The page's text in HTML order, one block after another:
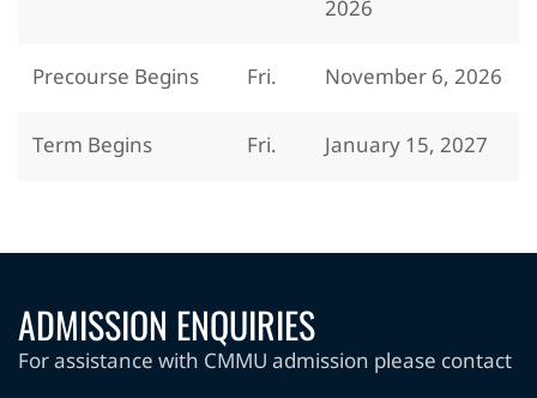
2026
Precourse Begins Fri. November 6, 2026
Term Begins Fri. January 15, 2027
ADMISSION ENQUIRIES
For assistance with CMMU admission please contact